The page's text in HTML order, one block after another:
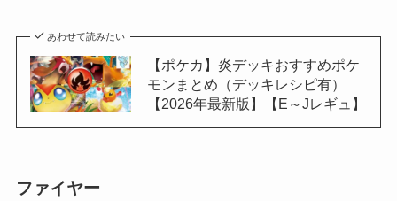
あわせて読みたい
【ポケカ】炎デッキおすすめポケ
モンまとめ（デッキレシピ有）
【2026年最新版】【E～Jレギュ】
ファイヤー